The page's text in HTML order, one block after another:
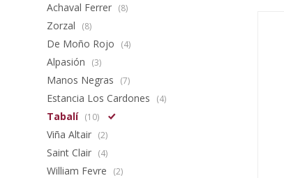
Achaval Ferrer (8)
Zorzal (8)
De Moño Rojo (4)
Alpasión (3)
Manos Negras (7)
Estancia Los Cardones (4)
Tabalí (10)
Viña Altair (2)
Saint Clair (4)
William Fevre (2)